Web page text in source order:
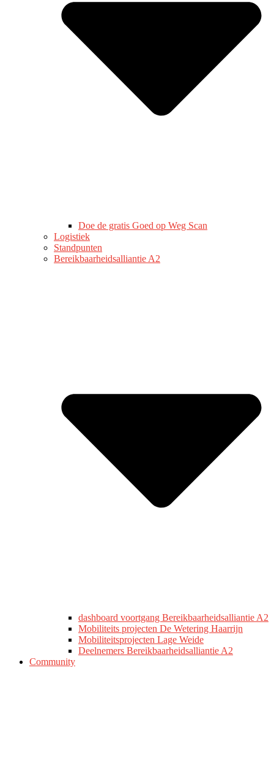
Doe de gratis Goed op Weg Scan
Logistiek
Standpunten
Bereikbaarheidsalliantie A2
dashboard voortgang Bereikbaarheidsalliantie A2
Mobiliteits projecten De Wetering Haarrijn
Mobiliteitsprojecten Lage Weide
Deelnemers Bereikbaarheidsalliantie A2
Community